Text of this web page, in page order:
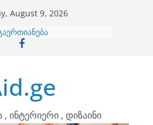
August 9, 2026
ინტერიერში
დიზიანი
წარმოგიდგენთ
ინტერიერი , დიზაინი